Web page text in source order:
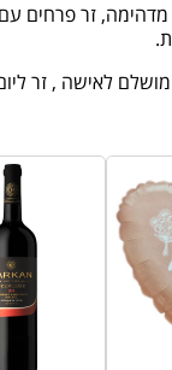
זר פרחים עם
לאישה , זר